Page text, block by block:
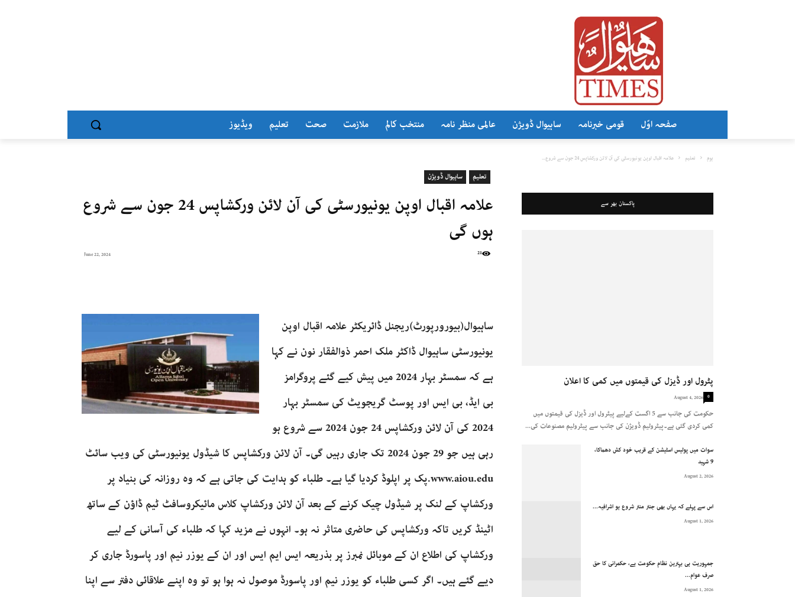
ویڈیوز تعلیم صحت ملازمت منتخب کالم عالمی منظر نامہ ساہیوال ڈویژن قومی خبرنامہ صفحہ اوّل
ہوم تعلیم علامہ اقبال اوپن یونیورسٹی کی آن لائن ورکشاپس 24 جون سے شروع...
تعلیم ساہیوال ڈویژن
علامہ اقبال اوپن یونیورسٹی کی آن لائن ورکشاپس 24 جون سے شروع
ہوں گی
June 22, 2024 21
ساہیوال(بیورورپورٹ)ریجنل ڈائریکٹر علامہ اقبال اوپن
یونیورسٹی ساہیوال ڈاکٹر ملک احمر ذوالفقار نون نے کہا
ہے کہ سمسٹر بہار 2024 میں پیش کیے گئے پروگرامز
بی ایڈ، بی ایس اور پوسٹ گریجویٹ کی سمسٹر بہار
2024 کی آن لائن ورکشاپس 24 جون 2024 سے شروع ہو
رہی ہیں جو 29 جون 2024 تک جاری رہیں گی۔ آن لائن ورکشاپس کا شیڈول یونیورسٹی کی ویب سائٹ
www.aiou.edu.پک پر اپلوڈ کردیا گیا ہے۔ طلباء کو ہدایت کی جاتی ہے کہ وہ روزانہ کی بنیاد پر
ورکشاپ کے لنک پر شیڈول چیک کرنے کے بعد آن لائن ورکشاپ کلاس مائیکروسافٹ ٹیم ڈاؤن کے ساتھ
اٹینڈ کریں تاکہ ورکشاپس کی حاضری متاثر نہ ہو۔ انہوں نے مزید کہا کہ طلباء کی آسانی کے لیے
ورکشاپ کی اطلاع ان کے موبائل نمبرز پر بذریعہ ایس ایم ایس اور ان کے یوزر نیم اور پاسورڈ جاری کر
دیے گئے ہیں۔ اگر کسی طلباء کو یوزر نیم اور پاسورڈ موصول نہ ہوا ہو تو وہ اپنے علاقائی دفتر سے اپنا
پاکستان بھر سے
پٹرول اور ڈیزل کی قیمتوں میں کمی کا اعلان
August 4, 2026 0
حکومت کی جانب سے 5 اگست کےلیے پیٹرول اور ڈیزل کی قیمتوں میں
کمی کردی گئی ہے۔پیٹرولیم ڈویژن کی جانب سے پیٹرولیم مصنوعات کی...
سوات میں پولیس اسٹیشن کے قریب خود کش دھماکا،
9 شہید
August 2, 2026
اس سے پہلے کہ یہاں بھی جنتر منتر شروع ہو اشرافیہ...
August 1, 2026
جمہوریت ہی بہترین نظام حکومت ہے، حکمرانی کا حق
صرف عوام...
August 1, 2026